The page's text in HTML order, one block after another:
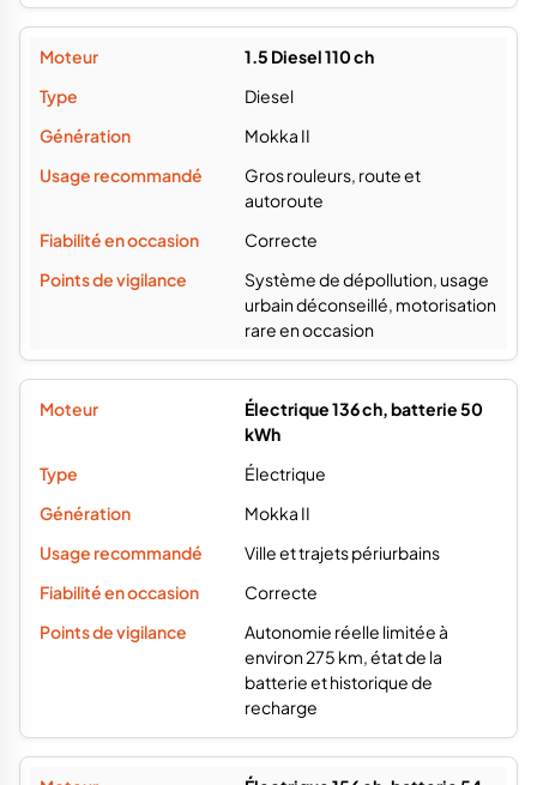
1.5 Diesel 110 ch
Diesel
Mokka II
Gros rouleurs, route et
autoroute
Correcte
Système de dépollution, usage
urbain déconseillé, motorisation
rare en occasion
Électrique 136 ch, batterie 50
kWh
Électrique
Mokka II
Ville et trajets périurbains
Correcte
Autonomie réelle limitée à
environ 275 km, état de la
batterie et historique de
recharge